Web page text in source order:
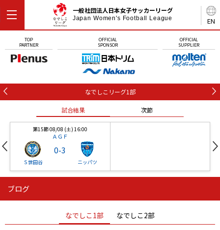
EN
一般社団法人日本女子サッカーリーグ
Japan Women's Football League
TOP
PARTNER
OFFICIAL
SPONSOR
OFFICIAL
SUPPLIER
なでしこリーグ1部
試合結果 次節
第15節 08/08 (土) 16:00
ＡＧＦ
Ｓ世田谷
0-3
ニッパツ
ニッパツ
ニッパツ 名古屋
石人の星
静岡 愛媛Ｌ
ブログ
なでしこ1部 なでしこ2部